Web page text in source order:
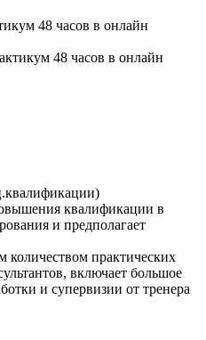
48 часов в онлайн
48 часов в онлайн
квалификации в
и предполагает
практических
включает большое
и супервизии от тренера